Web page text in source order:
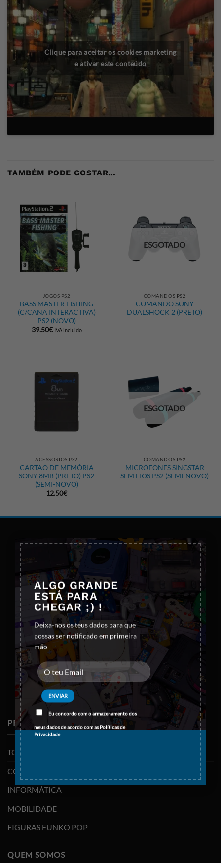
ALGO GRANDE
ESTÁ PARA
CHEGAR ;) !
Deixa-nos os teus dados para que
possas ser notificado em primeira
mão
Eu concordo com o armazenamento dos
meus dados de acordo com asPolíticas de
Privacidade
×
Clique para aceitar os cookies marketing
e ativar este conteúdo
TAMBÉM PODE GOSTAR…
JOGOS PS2
BASS MASTER FISHING
(C/CANA INTERACTIVA)
PS2 (NOVO)
39.50€ IVA incluido
ESGOTADO
COMANDOS PS2
COMANDO SONY
DUALSHOCK 2 (PRETO)
ACESSÓRIOS PS2
CARTÃO DE MEMÓRIA
SONY 8MB (PRETO) PS2
(SEMI-NOVO)
12.50€
ESGOTADO
COMANDOS PS2
MICROFONES SINGSTAR
SEM FIOS PS2 (SEMI-NOVO)
PRODUTOS
TODOS OS PRODUTOS
CONSOLAS E VIDEOJOGOS
INFORMÁTICA
MOBILIDADE
FIGURAS FUNKO POP
QUEM SOMOS